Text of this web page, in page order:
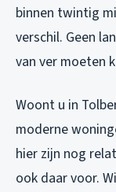
binnen twintig
verschil. Geen
van ver moeten
Woont u in
moderne
hier zijn nog
ook daar voor.